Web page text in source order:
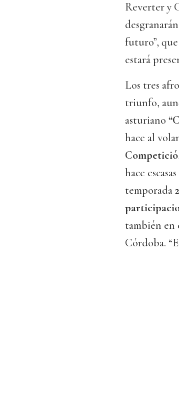
Reverter y
futuro”,
estará
Los tres
triunfo,
asturiano
hace al
Competició
hace
temporada
también en
Córdoba.